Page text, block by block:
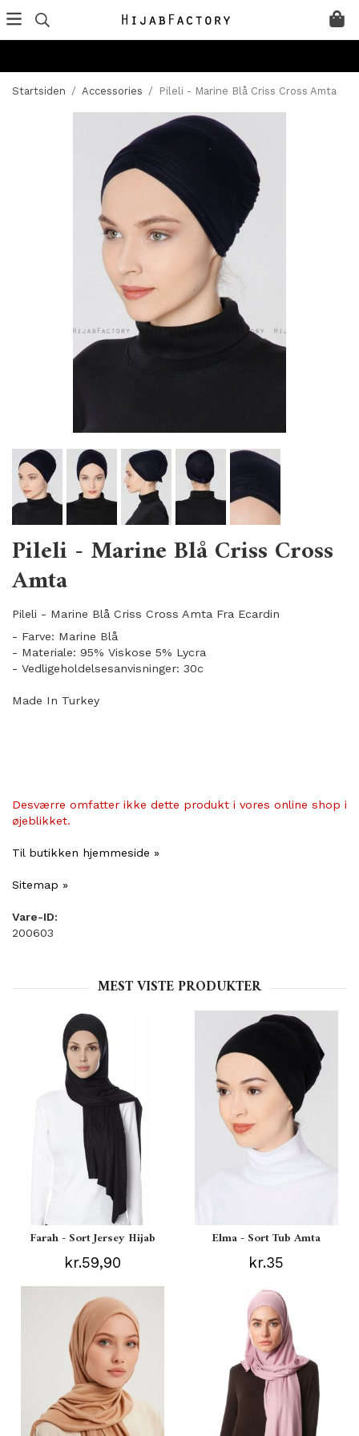
Startsiden / Accessories / Pileli - Marine Blå Criss Cross Amta
Pileli - Marine Blå Criss Cross
Amta
Pileli - Marine Blå Criss Cross Amta Fra Ecardin
- Farve: Marine Blå
- Materiale: 95% Viskose 5% Lycra
- Vedligeholdelsesanvisninger: 30c
Made In Turkey
Desværre omfatter ikke dette produkt i vores online shop i
øjeblikket.
Til butikken hjemmeside »
Sitemap »
Vare-ID:
200603
MEST VISTE PRODUKTER
Farah - Sort Jersey Hijab
kr.59,90
Elma - Sort Tub Amta
kr.35